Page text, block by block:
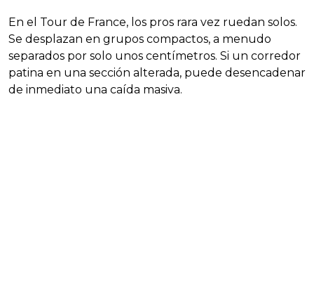
En el Tour de France, los pros rara vez ruedan solos.
Se desplazan en grupos compactos, a menudo
separados por solo unos centímetros. Si un corredor
patina en una sección alterada, puede desencadenar
de inmediato una caída masiva.